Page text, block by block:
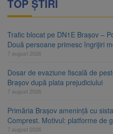
TOP ȘTIRI
Trafic blocat pe DN1E Brașov –
Două persoane primesc îngrijiri
7 august 2026
Dosar de evaziune fiscală de
Brașov după plata prejudiciului
7 august 2026
Primăria Brașov amenință cu
Comprest. Motivul: platforme de
7 august 2026